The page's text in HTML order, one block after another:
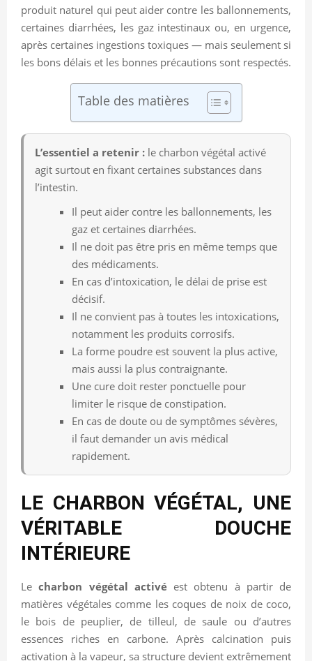
produit naturel qui peut aider contre les ballonnements,
certaines diarrhées, les gaz intestinaux ou, en urgence,
après certaines ingestions toxiques — mais seulement si
les bons délais et les bonnes précautions sont respectés.
Table des matières
L’essentiel a retenir : le charbon végétal activé
agit surtout en fixant certaines substances dans
l’intestin.
Il peut aider contre les ballonnements, les
gaz et certaines diarrhées.
Il ne doit pas être pris en même temps que
des médicaments.
En cas d’intoxication, le délai de prise est
décisif.
Il ne convient pas à toutes les intoxications,
notamment les produits corrosifs.
La forme poudre est souvent la plus active,
mais aussi la plus contraignante.
Une cure doit rester ponctuelle pour
limiter le risque de constipation.
En cas de doute ou de symptômes sévères,
il faut demander un avis médical
rapidement.
LE CHARBON VÉGÉTAL, UNE
VÉRITABLE DOUCHE
INTÉRIEURE
Lecharbon végétal activéest obtenu à partir de
matières végétales comme les coques de noix de coco,
le bois de peuplier, de tilleul, de saule ou d’autres
essences riches en carbone. Après calcination puis
activation à la vapeur, sa structure devient extrêmement